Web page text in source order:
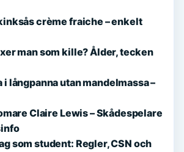
crème fraiche – enkelt
man som kille? Ålder, tecken
långpanna utan mandelmassa –
Claire Lewis – Skådespelare
som student: Regler, CSN och